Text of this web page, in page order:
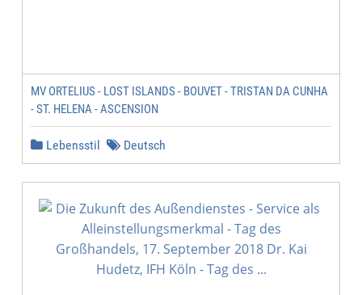
MV ORTELIUS - LOST ISLANDS - BOUVET - TRISTAN DA CUNHA
- ST. HELENA - ASCENSION
Lebensstil Deutsch